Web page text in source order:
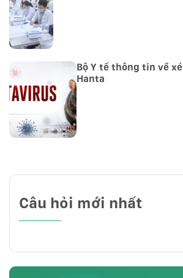
Bộ Y tế thông tin về
Hanta
Câu hỏi mới nhất